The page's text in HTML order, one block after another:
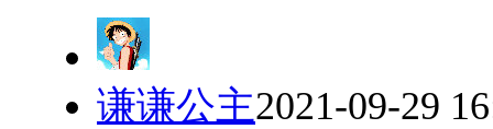
谦谦公主2021-09-29